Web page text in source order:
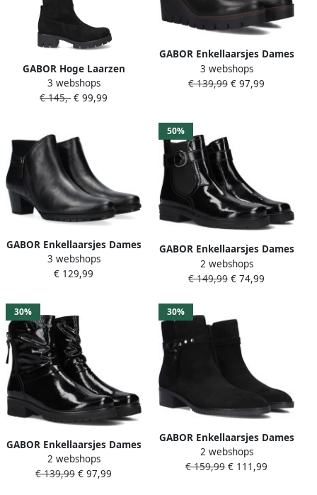
GABOR Hoge Laarzen
Dames 719 Maat: 40
Materiaal: Suèdelook Kleur:
3 webshops
€ 145,- € 99,99
GABOR Enkellaarsjes Dames
780.1 Maat: 42 Materiaal:
Leer Kleur: Zwart
3 webshops
€ 139,99 € 97,99
GABOR Enkellaarsjes Dames
603.1 Maat: 40 Materiaal:
Leer Kleur: Zwart
3 webshops
€ 129,99
50%
GABOR Enkellaarsjes Dames
653.1 Maat: 42 Materiaal:
Lakleer Kleur: Zwart
2 webshops
€ 149,99 € 74,99
30%
GABOR Enkellaarsjes Dames
092 Maat: 38 Materiaal:
Lakleer Kleur: Zwart
2 webshops
€ 139,99 € 97,99
30%
GABOR Enkellaarsjes Dames
511 Maat: 38 Materiaal:
Suède Kleur: Zwart
2 webshops
€ 159,99 € 111,99